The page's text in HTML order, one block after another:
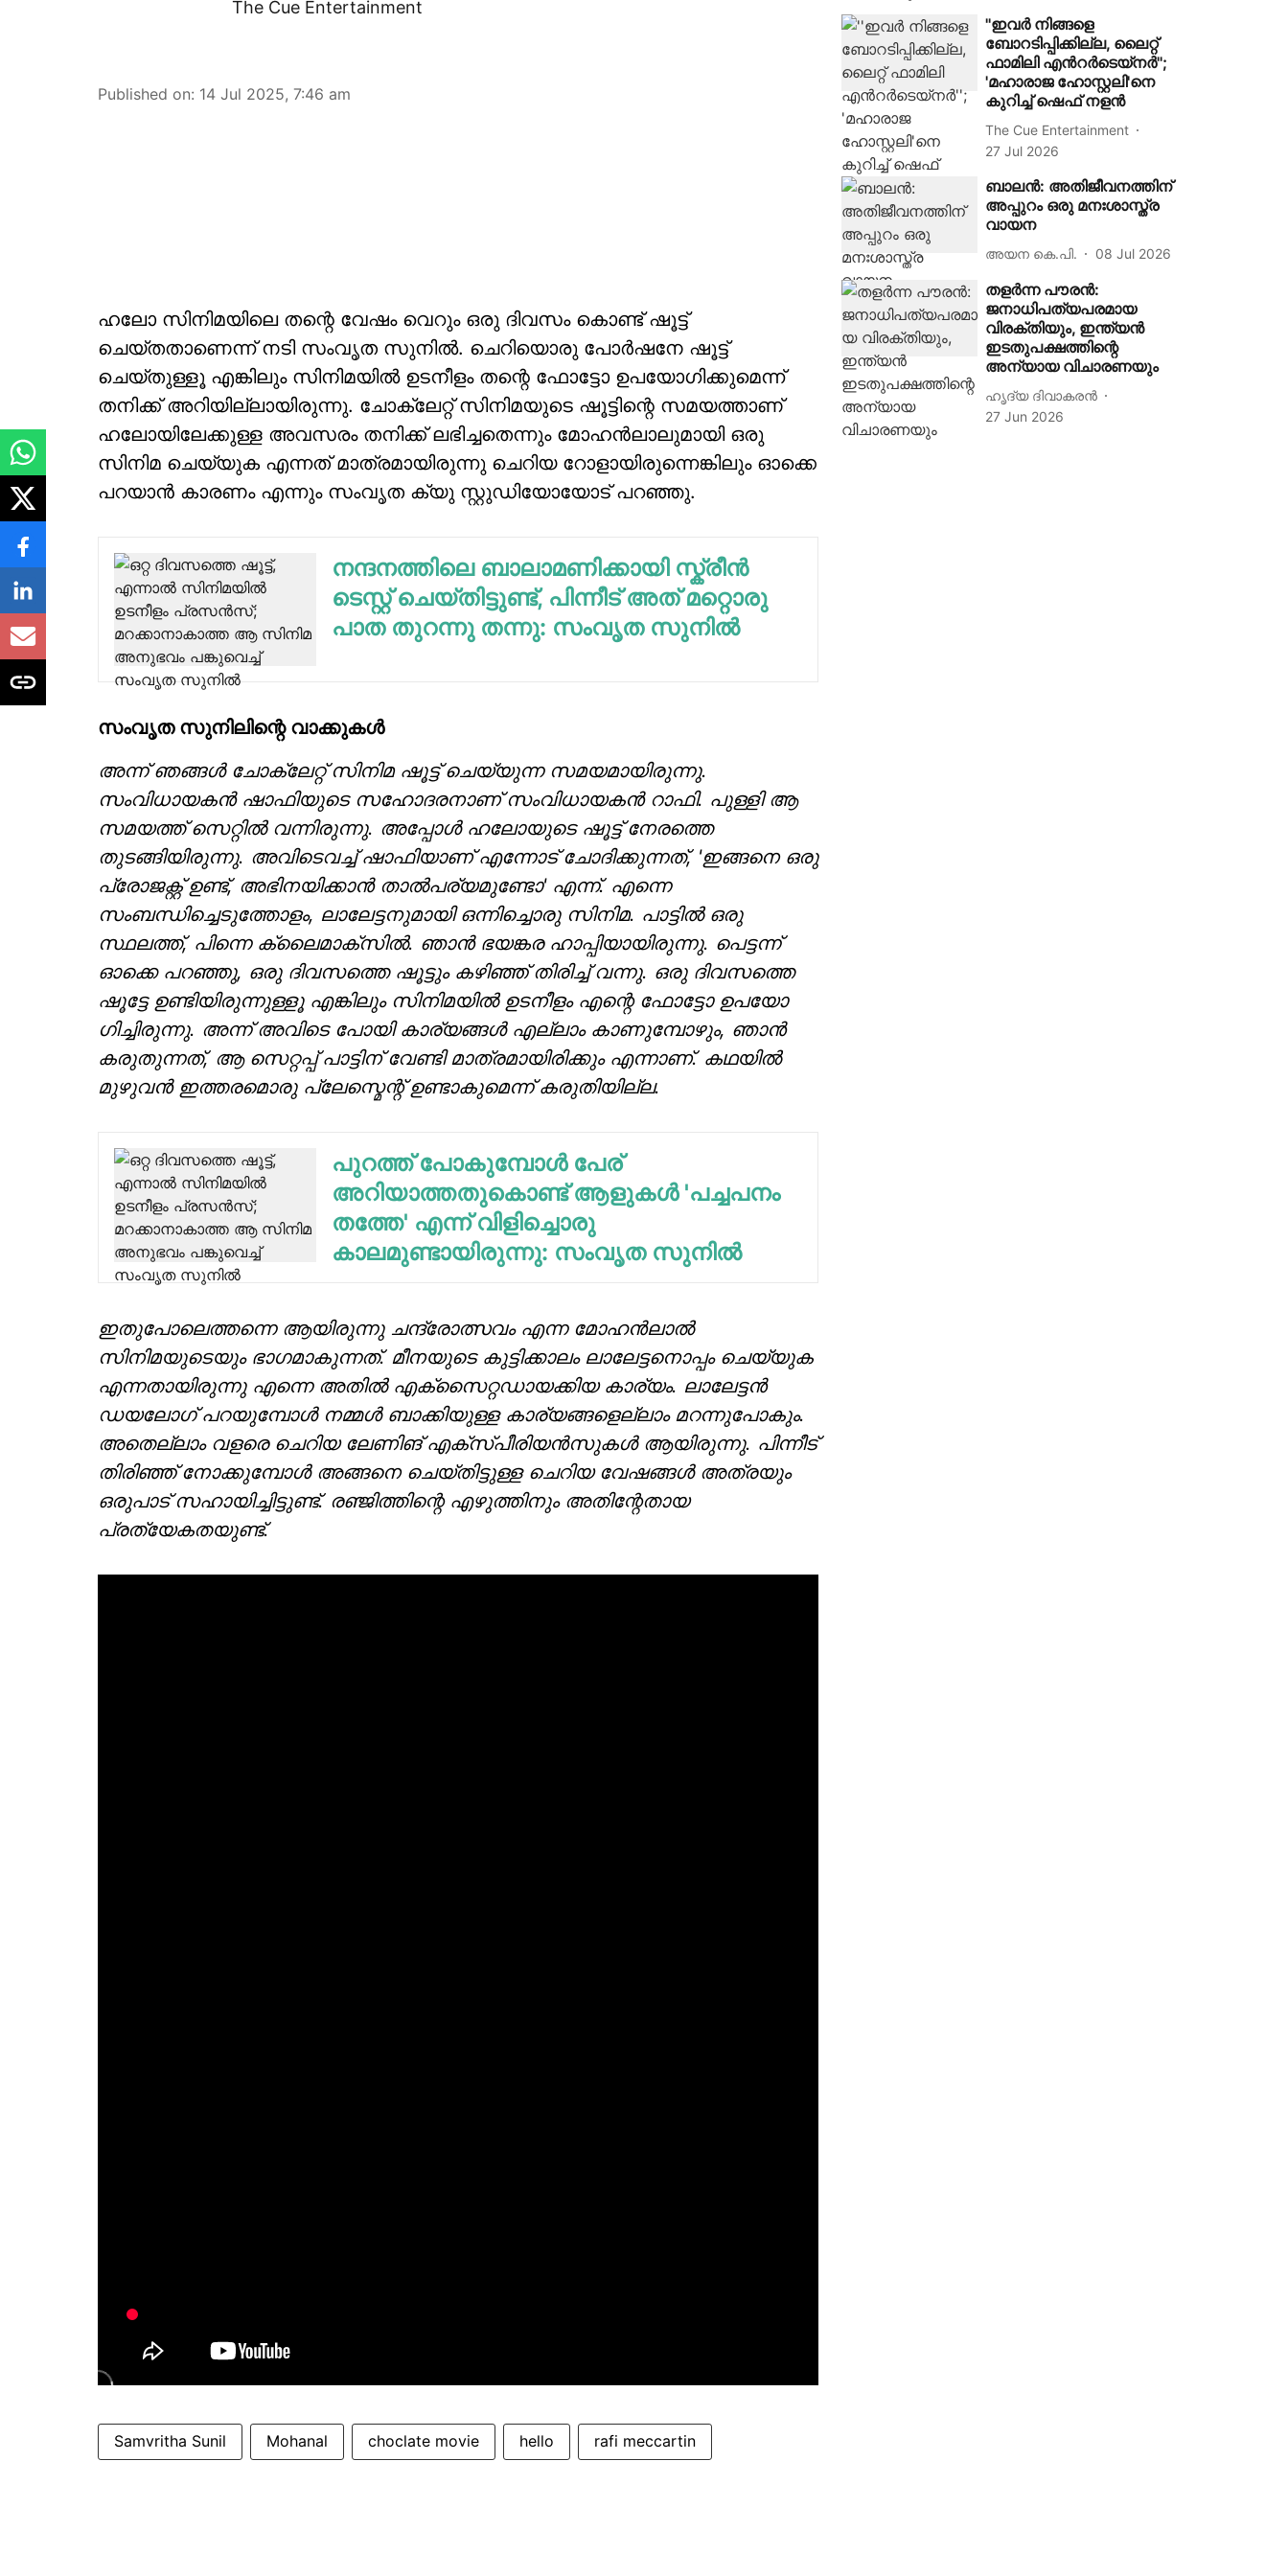
The Cue Entertainment
Published on: 14 Jul 2025, 7:46 am
ഹലോ സിനിമയിലെ തന്റെ വേഷം വെറും ഒരു ദിവസം കൊണ്ട് ഷൂട്ട്
ചെയ്തതാണെന്ന് നടി സംവൃത സുനിൽ. ചെറിയൊരു പോർഷനേ ഷൂട്ട്
ചെയ്തുള്ളൂ എങ്കിലും സിനിമയിൽ ഉടനീളം തന്റെ ഫോട്ടോ ഉപയോ​ഗിക്കുമെന്ന്
തനിക്ക് അറിയില്ലായിരുന്നു. ചോക്ലേറ്റ് സിനിമയുടെ ഷൂട്ടിന്റെ സമയത്താണ്
ഹലോയിലേക്കുള്ള അവസരം തനിക്ക് ലഭിച്ചതെന്നും മോഹൻലാലുമായി ഒരു
സിനിമ ചെയ്യുക എന്നത് മാത്രമായിരുന്നു ചെറിയ റോളായിരുന്നെങ്കിലും ഓക്കെ
പറയാൻ കാരണം എന്നും സംവൃത ക്യു സ്റ്റുഡിയോയോട് പറഞ്ഞു.
നന്ദനത്തിലെ ബാലാമണിക്കായി സ്ക്രീൻ
ടെസ്റ്റ് ചെയ്തിട്ടുണ്ട്, പിന്നീട് അത് മറ്റൊരു
പാത തുറന്നു തന്നു: സംവൃത സുനിൽ
സംവൃത സുനിലിന്റെ വാക്കുകൾ
അന്ന് ഞങ്ങൾ ചോക്ലേറ്റ് സിനിമ ഷൂട്ട് ചെയ്യുന്ന സമയമായിരുന്നു.
സംവിധായകൻ ഷാഫിയുടെ സഹോദരനാണ് സംവിധായകൻ റാഫി. പുള്ളി ആ
സമയത്ത് സെറ്റിൽ വന്നിരുന്നു. അപ്പോൾ ഹലോയുടെ ഷൂട്ട് നേരത്തെ
തുടങ്ങിയിരുന്നു. അവിടെവച്ച് ഷാഫിയാണ് എന്നോട് ചോദിക്കുന്നത്, 'ഇങ്ങനെ ഒരു
പ്രോജക്റ്റ് ഉണ്ട്, അഭിനയിക്കാൻ താൽപര്യമുണ്ടോ' എന്ന്. എന്നെ
സംബന്ധിച്ചെടുത്തോളം, ലാലേട്ടനുമായി ഒന്നിച്ചൊരു സിനിമ. പാട്ടിൽ ഒരു
സ്ഥലത്ത്, പിന്നെ ക്ലൈമാക്സിൽ. ഞാൻ ഭയങ്കര ഹാപ്പിയായിരുന്നു. പെട്ടന്ന്
ഓക്കെ പറഞ്ഞു, ഒരു ദിവസത്തെ ഷൂട്ടും കഴിഞ്ഞ് തിരിച്ച് വന്നു. ഒരു ദിവസത്തെ
ഷൂട്ടേ ഉണ്ടിയിരുന്നുള്ളൂ എങ്കിലും സിനിമയിൽ ഉടനീളം എന്റെ ഫോട്ടോ ഉപയോ​
ഗിച്ചിരുന്നു. അന്ന് അവിടെ പോയി കാര്യങ്ങൾ എല്ലാം കാണുമ്പോഴും, ഞാൻ
കരുതുന്നത്, ആ സെറ്റപ്പ് പാട്ടിന് വേണ്ടി മാത്രമായിരിക്കും എന്നാണ്. കഥയിൽ
മുഴുവൻ ഇത്തരമൊരു പ്ലേസ്മെന്റ് ഉണ്ടാകുമെന്ന് കരുതിയില്ല.
പുറത്ത് പോകുമ്പോള്‍ പേര്
അറിയാത്തതുകൊണ്ട് ആളുകള്‍ 'പച്ചപനം
തത്തേ' എന്ന് വിളിച്ചൊരു
കാലമുണ്ടായിരുന്നു: സംവൃത സുനില്‍
ഇതുപോലെത്തന്നെ ആയിരുന്നു ചന്ദ്രോത്സവം എന്ന മോഹൻലാൽ
സിനിമയുടെയും ഭാ​ഗമാകുന്നത്. മീനയുടെ കുട്ടിക്കാലം ലാലേട്ടനൊപ്പം ചെയ്യുക
എന്നതായിരുന്നു എന്നെ അതിൽ എക്സൈറ്റഡായക്കിയ കാര്യം. ലാലേട്ടൻ
ഡയലോ​ഗ് പറയുമ്പോൾ നമ്മൾ ബാക്കിയുള്ള കാര്യങ്ങളെല്ലാം മറന്നുപോകും.
അതെല്ലാം വളരെ ചെറിയ ലേണിങ് എക്സ്പീരിയൻസുകൾ ആയിരുന്നു. പിന്നീട്
തിരിഞ്ഞ് നോക്കുമ്പോൾ അങ്ങനെ ചെയ്തിട്ടുള്ള ചെറിയ വേഷങ്ങൾ അത്രയും
ഒരുപാട് സഹായിച്ചിട്ടുണ്ട്. രഞ്ജിത്തിന്റെ എഴുത്തിനും അതിന്റേതായ
പ്രത്യേകതയുണ്ട്.
Samvritha Sunil Mohanal choclate movie hello rafi meccartin
''ഇവർ നിങ്ങളെ
ബോറടിപ്പിക്കില്ല, ലൈറ്റ്
ഫാമിലി എന്‍റർടെയ്‌നർ'';
'മഹാരാജ ഹോസ്റ്റലി'നെ
കുറിച്ച് ഷെഫ് നളൻ
The Cue Entertainment
27 Jul 2026
ബാലന്‍: അതിജീവനത്തിന്
അപ്പുറം ഒരു മനഃശാസ്ത്ര
വായന
അയന കെ.പി. 08 Jul 2026
തളര്‍ന്ന പൗരന്‍:
ജനാധിപത്യപരമായ
വിരക്തിയും, ഇന്ത്യന്‍
ഇടതുപക്ഷത്തിന്റെ
അന്യായ വിചാരണയും
ഹൃദ്യ ദിവാകരൻ
27 Jun 2026